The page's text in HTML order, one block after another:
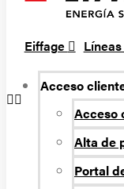
Eiffage
Acceso
Acceso
Alta de
Portal